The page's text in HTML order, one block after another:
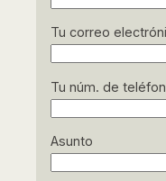
Ofimática
Office:
PowerPoint
Tu correo
Tu núm. de
Asunto